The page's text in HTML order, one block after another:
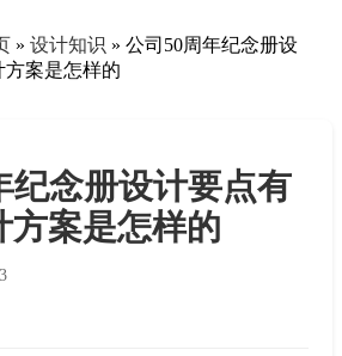
» 设计知识 » 公司50周年纪念册设
案是怎样的
纪念册设计要点有
方案是怎样的